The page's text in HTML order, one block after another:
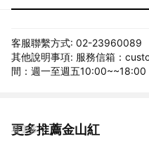
客服聯繫方式: 02-23960089
其他說明事項: 服務信箱：
間：週一至週五10:00~~18:00
更多推薦金山紅
看更多